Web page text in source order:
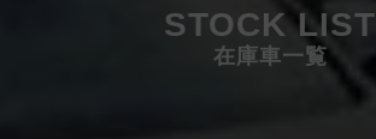
STOCK LIST
在庫車一覧